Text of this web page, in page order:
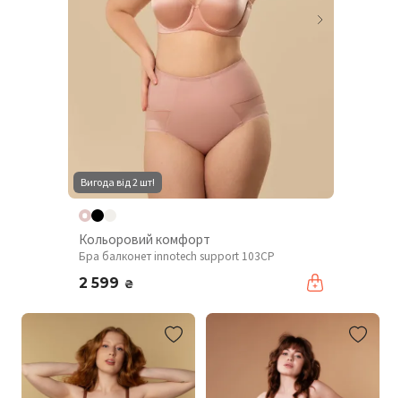
Вигода від 2 шт!
Кольоровий комфорт
Бра балконет innotech support 103CP
2 599 ₴